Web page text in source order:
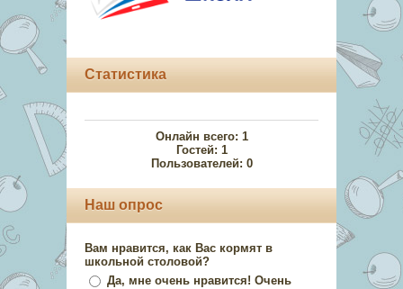
Статистика
Онлайн всего: 1
Гостей: 1
Пользователей: 0
Наш опрос
Вам нравится, как Вас кормят в
школьной столовой?
Да, мне очень нравится! Очень